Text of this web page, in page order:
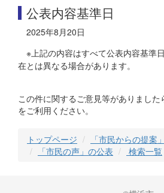
公表内容基準日
2025年8月20日
※上記の内容はすべて公表内容基準
在とは異なる場合があります。
この件に関するご意見等がありました
をご利用ください。
トップページ
「市民からの提案」
「市民の声」の公表
検索一覧